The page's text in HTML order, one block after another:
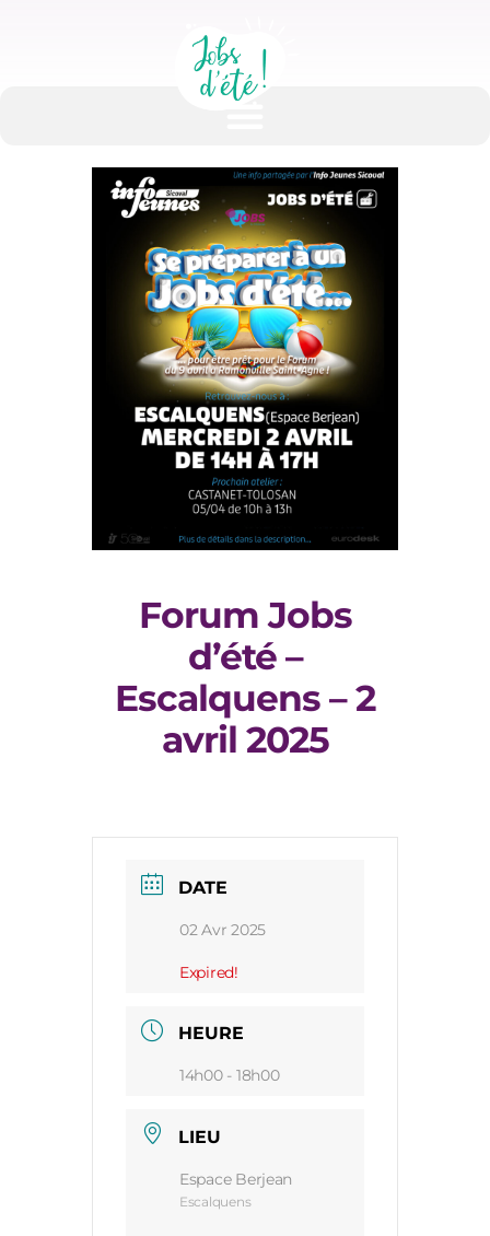
Forum Jobs
d’été –
Escalquens – 2
avril 2025
DATE
02 Avr 2025
Expired!
HEURE
14h00 - 18h00
LIEU
Espace Berjean
Escalquens